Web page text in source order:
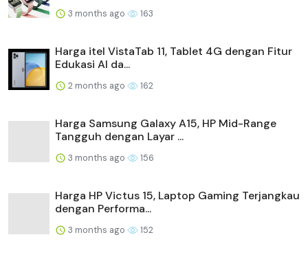
3 months ago 163
Harga itel VistaTab 11, Tablet 4G dengan Fitur
Edukasi AI da...
2 months ago 162
Harga Samsung Galaxy A15, HP Mid-Range
Tangguh dengan Layar ...
3 months ago 156
Harga HP Victus 15, Laptop Gaming Terjangkau
dengan Performa...
3 months ago 152